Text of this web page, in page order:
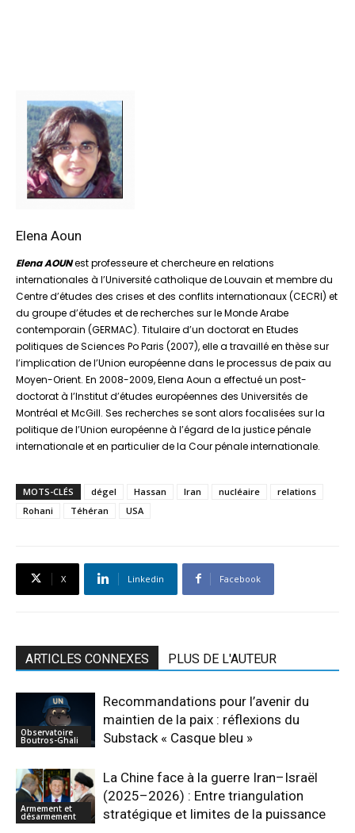
Elena Aoun
Elena AOUNest professeure et chercheure en relations
internationales à l’Université catholique de Louvain et membre du
Centre d’études des crises et des conflits internationaux (CECRI) et
du groupe d’études et de recherches sur le Monde Arabe
contemporain (GERMAC). Titulaire d’un doctorat en Etudes
politiques de Sciences Po Paris (2007), elle a travaillé en thèse sur
l’implication de l’Union européenne dans le processus de paix au
Moyen-Orient. En 2008-2009, Elena Aoun a effectué un post-
doctorat à l’Institut d’études européennes des Universités de
Montréal et McGill. Ses recherches se sont alors focalisées sur la
politique de l’Union européenne à l’égard de la justice pénale
internationale et en particulier de la Cour pénale internationale.
MOTS-CLÉS dégel Hassan Iran nucléaire
relations
Rohani
Téhéran USA
X Linkedin Facebook
ARTICLES CONNEXES PLUS DE L'AUTEUR
Observatoire
Boutros-Ghali
Recommandations pour l’avenir du
maintien de la paix : réflexions du
Substack « Casque bleu »
Armement et
désarmement
La Chine face à la guerre Iran–Israël
(2025–2026) : Entre triangulation
stratégique et limites de la puissance